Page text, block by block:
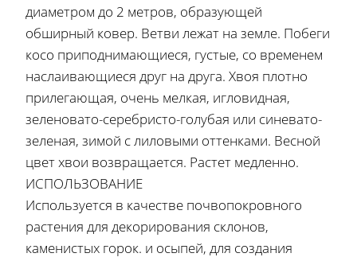
диаметром до 2 метров, образующей
обширный ковер. Ветви лежат на земле. Побеги
косо приподнимающиеся, густые, со временем
наслаивающиеся друг на друга. Хвоя плотно
прилегающая, очень мелкая, игловидная,
зеленовато-серебристо-голубая или синевато-
зеленая, зимой с лиловыми оттенками. Весной
цвет хвои возвращается. Растет медленно.
ИСПОЛЬЗОВАНИЕ
Используется в качестве почвопокровного
растения для декорирования склонов,
каменистых горок. и осыпей, для создания